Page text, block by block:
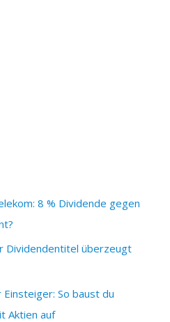
8 % Dividende gegen
Dividendentitel überzeugt
So baust du
Aktien auf